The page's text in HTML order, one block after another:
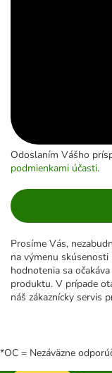
Odoslaním Vášho
podmienkami účasti.
Prosíme Vás,
na výmenu
hodnotenia sa
produktu. V prípade
náš zákaznícky servis
*OC = Nezáväzne